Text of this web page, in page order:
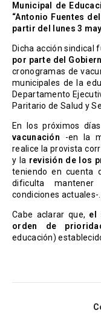
Municipal de
“Antonio Fuentes
partir del lunes 3
Dicha acción
por parte del
cronogramas de
municipales de la
Departamento
Paritario de Salud y
En los próximos
vacunación -en la
realice la provista
y la revisión de los
teniendo en cuenta
dificulta
condiciones actuales-.
Cabe aclarar que, el
orden de
educación)